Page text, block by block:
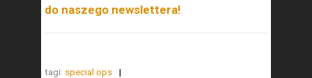
do naszego newslettera!
tagi: special ops